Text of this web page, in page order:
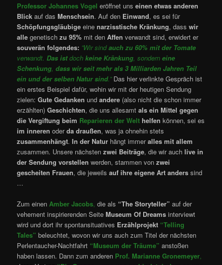
Professor Johannes Vogel eröffnet unseinen etwas anderen
Blick auf dasMenschsein. Auf den Einwand, es sei für
Schöpfungsgläubige einenarzisstische Kränkung, dasswir
alle genetischzu 95% mit denAffen verwandt sind, erwidert er
souverän folgendes: ”Wir sindauch zu 60% mit der Tomate
verwandt.Das istdochkeine Kränkung, sonderneine
Schenkung,dass wir seit mehr als 3 Milliarden Jahren Teil
ein und der selben Natur sind.”Das hier verlinkte Gespräch ist
ein erstes Beispiel dafür, wohin wir mit der heutigen Sendung
zielen:Gute Gedanken undandere (also nicht die schon immer
erzählten)Geschichten, die uns allesamtals ein Mittel gegen
die Vergiftung beim Reparieren der Welt helfen können, sei es
im inneren oderda draußen, was ja ohnehin stets
zusammenhängt.In der Natur hängt immeralles mit allem
zusammen. Unsere nächstenzwei Beiträge, die wir auch live in
der Sendung vorstellen werden, stammen vonzwei
gescheiten Frauen, die jeweilsauf ihre eigene Art anders sind
…
Zum einenAmber Jacobs, die als “The Storyteller” auf der
vehement inspirierenden SeiteMuseum Of Dreams interviewt
wird und dort ihr spontansituatives Erzählprojekt “Telling
Tales” beleuchtet, wovon wir uns auch zum Titel der nächsten
Perlentaucher-Nachtfahrt “Museum der Träume” anstoßen
haben lassen. Dann zum anderen Prof. Marianne Gronemeyer,